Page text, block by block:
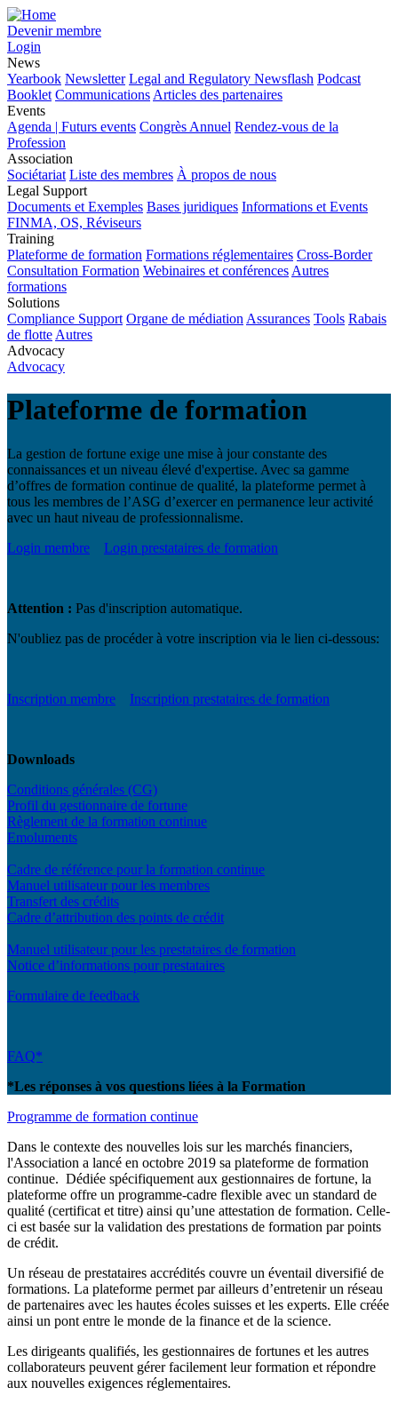
Devenir membre
Login
News
Yearbook Newsletter Legal and Regulatory Newsflash Podcast
Booklet Communications Articles des partenaires
Events
Agenda | Futurs events Congrès Annuel Rendez-vous de la
Profession
Association
Sociétariat Liste des membres À propos de nous
Legal Support
Documents et Exemples Bases juridiques Informations et Events
FINMA, OS, Réviseurs
Training
Plateforme de formation Formations réglementaires Cross-Border
Consultation Formation Webinaires et conférences Autres
formations
Solutions
Compliance Support Organe de médiation Assurances Tools Rabais
de flotte Autres
Advocacy
Advocacy
Plateforme de formation
La gestion de fortune exige une mise à jour constante des
connaissances et un niveau élevé d'expertise. Avec sa gamme
d’offres de formation continue de qualité, la plateforme permet à
tous les membres de l’ASG d’exercer en permanence leur activité
avec un haut niveau de professionnalisme.
Login membre
Login prestataires de formation
Attention : Pas d'inscription automatique.
N'oubliez pas de procéder à votre inscription via le lien ci-dessous:
Inscription membre Inscription prestataires de formation
Downloads
Conditions générales (CG)
Profil du gestionnaire de fortune
Règlement de la formation continue
Emoluments
Cadre de référence pour la formation continue
Manuel utilisateur pour les membres
Transfert des crédits
Cadre d’attribution des points de crédit
Manuel utilisateur pour les prestataires de formation
Notice d’informations pour prestataires
Formulaire de feedback
FAQ*
*Les réponses à vos questions liées à la Formation
Programme de formation continue
Dans le contexte des nouvelles lois sur les marchés financiers,
l'Association a lancé en octobre 2019 sa plateforme de formation
continue. Dédiée spécifiquement aux gestionnaires de fortune, la
plateforme offre un programme-cadre flexible avec un standard de
qualité (certificat et titre) ainsi qu’une attestation de formation. Celle-
ci est basée sur la validation des prestations de formation par points
de crédit.
Un réseau de prestataires accrédités couvre un éventail diversifié de
formations. La plateforme permet par ailleurs d’entretenir un réseau
de partenaires avec les hautes écoles suisses et les experts. Elle créée
ainsi un pont entre le monde de la finance et de la science.
Les dirigeants qualifiés, les gestionnaires de fortunes et les autres
collaborateurs peuvent gérer facilement leur formation et répondre
aux nouvelles exigences réglementaires.